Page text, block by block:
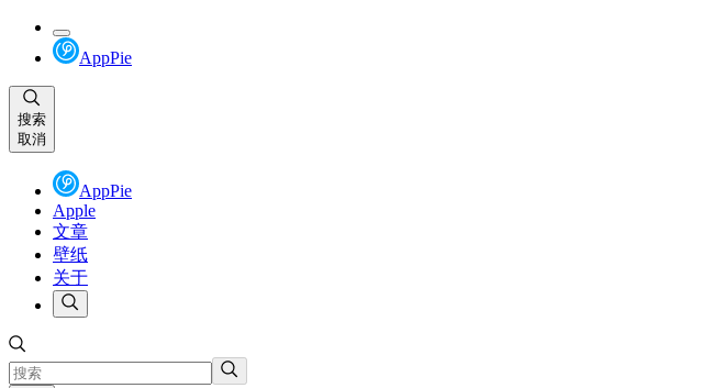
AppPie
搜索
取消
AppPie
Apple
文章
壁纸
关于